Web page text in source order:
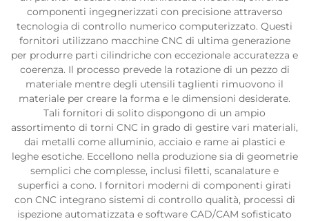
componenti ingegnerizzati con precisione attraverso
tecnologia di controllo numerico computerizzato. Questi
fornitori utilizzano macchine CNC di ultima generazione
per produrre parti cilindriche con eccezionale accuratezza e
coerenza. Il processo prevede la rotazione di un pezzo di
materiale mentre degli utensili taglienti rimuovono il
materiale per creare la forma e le dimensioni desiderate.
Tali fornitori di solito dispongono di un ampio
assortimento di torni CNC in grado di gestire vari materiali,
dai metalli come alluminio, acciaio e rame ai plastici e
leghe esotiche. Eccellono nella produzione sia di geometrie
semplici che complesse, inclusi filetti, scanalature e
superfici a cono. I fornitori moderni di componenti girati
con CNC integrano sistemi di controllo qualità, processi di
ispezione automatizzata e software CAD/CAM sofisticato